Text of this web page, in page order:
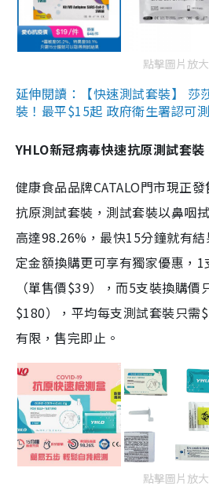
點擊圖片放大
延伸閱讀：【快速測試套裝】 莎
裝！最平$15起 政府衛生署認可
YHLO新冠病毒快速抗原測試套裝
健康食品品牌CATALO門市現正
抗原測試套裝，測試套裝以鼻咽
高達98.26%，最快15分鐘就有
定金額換購更可享有獨家優惠，
（單售價$39），而5支裝換購
$180），平均每支測試套裝只需
有限，售完即止。
點擊圖片放大